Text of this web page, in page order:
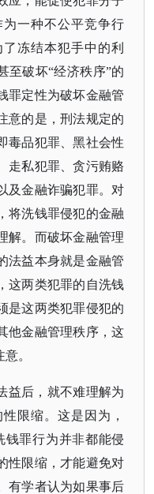
一种不公平竞争行
冻结本犯手中的利
至破坏“经济秩序”的
罪定性为破坏金融管
意的是，刑法规定的
毒品犯罪、黑社会性
走私犯罪、贪污贿赂
及金融诈骗犯罪。对
将洗钱罪侵犯的金融
解。而破坏金融管理
法益本身就是金融管
这两类犯罪的自洗钱
是这两类犯罪侵犯的
他金融管理秩序，这
。
益后，就不难理解为
限缩。这是因为，
钱罪行为并非都能侵
性限缩，才能避免对
有学者认为如果事后